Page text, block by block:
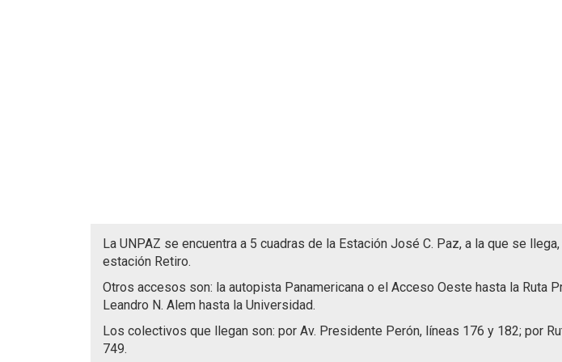
La UNPAZ se encuentra a 5 cuadras de la Estación José C. Paz, a la que se
estación Retiro.
Otros accesos son: la autopista Panamericana o el Acceso Oeste hasta la
Leandro N. Alem hasta la Universidad.
Los colectivos que llegan son: por Av. Presidente Perón, líneas 176 y 182; por
749.